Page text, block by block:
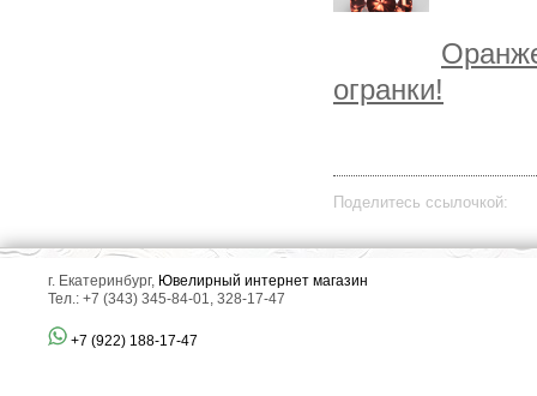
огранки!
Поделитесь ссылочкой:
г. Екатеринбург, Ювелирный интернет магазин
Тел.: +7 (343) 345-84-01, 328-17-47
+7 (922) 188-17-47